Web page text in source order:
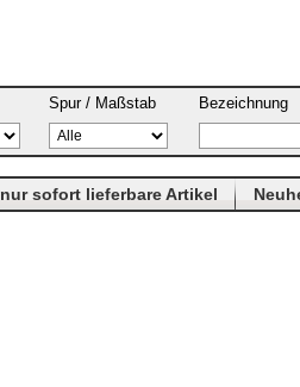
Spur / Maßstab Bezeichnung
nur sofort lieferbare Artikel